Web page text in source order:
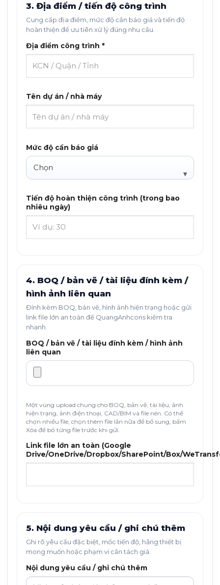
3. Địa điểm / tiến độ công trình
Cung cấp địa điểm, mức độ cần báo giá và tiến độ
hoàn thiện để ưu tiên xử lý đúng nhu cầu.
Địa điểm công trình *
Tên dự án / nhà máy
Mức độ cần báo giá
Tiến độ hoàn thiện công trình (trong bao
nhiêu ngày)
4. BOQ / bản vẽ / tài liệu đính kèm /
hình ảnh liên quan
Đính kèm BOQ, bản vẽ, hình ảnh hiện trạng hoặc gửi
link file lớn an toàn để QuangAnhcons kiểm tra
nhanh.
BOQ / bản vẽ / tài liệu đính kèm / hình ảnh
liên quan
Một vùng upload chung cho BOQ, bản vẽ, tài liệu, ảnh
hiện trạng, ảnh điện thoại, CAD/BIM và file nén. Có thể
chọn nhiều file, chọn thêm file lần nữa để bổ sung, bấm
Xóa để bỏ từng file trước khi gửi.
Link file lớn an toàn (Google
Drive/OneDrive/Dropbox/SharePoint/Box/
5. Nội dung yêu cầu / ghi chú thêm
Ghi rõ yêu cầu đặc biệt, mốc tiến độ, hãng thiết bị
mong muốn hoặc phạm vi cần tách giá.
Nội dung yêu cầu / ghi chú thêm